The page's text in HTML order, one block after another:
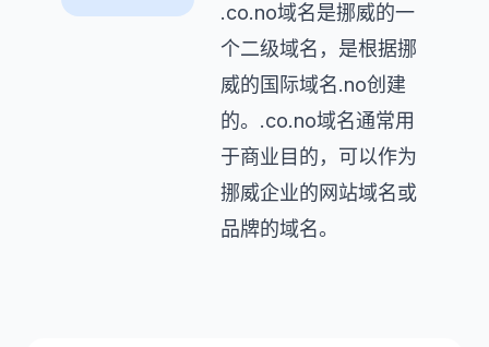
.co.no域名是挪威的一
个二级域名，是根据挪
威的国际域名.no创建
的。.co.no域名通常用
于商业目的，可以作为
挪威企业的网站域名或
品牌的域名。